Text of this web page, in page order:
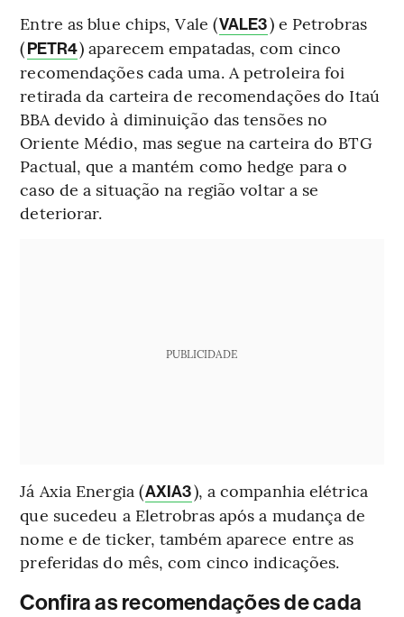
Entre as blue chips, Vale (VALE3) e Petrobras
(PETR4) aparecem empatadas, com cinco
recomendações cada uma. A petroleira foi
retirada da carteira de recomendações do Itaú
BBA devido à diminuição das tensões no
Oriente Médio, mas segue na carteira do BTG
Pactual, que a mantém como hedge para o
caso de a situação na região voltar a se
deteriorar.
PUBLICIDADE
Já Axia Energia (AXIA3), a companhia elétrica
que sucedeu a Eletrobras após a mudança de
nome e de ticker, também aparece entre as
preferidas do mês, com cinco indicações.
Confira as recomendações de cada